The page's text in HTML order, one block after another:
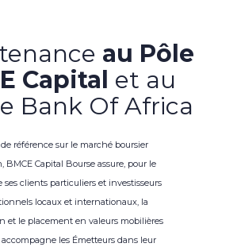
au Pôle
Capital et au
Bank Of Africa
référence sur le marché boursier
BMCE Capital Bourse assure, pour le
ses clients particuliers et investisseurs
locaux et internationaux, la
et le placement en valeurs mobilières
accompagne les Émetteurs dans leur